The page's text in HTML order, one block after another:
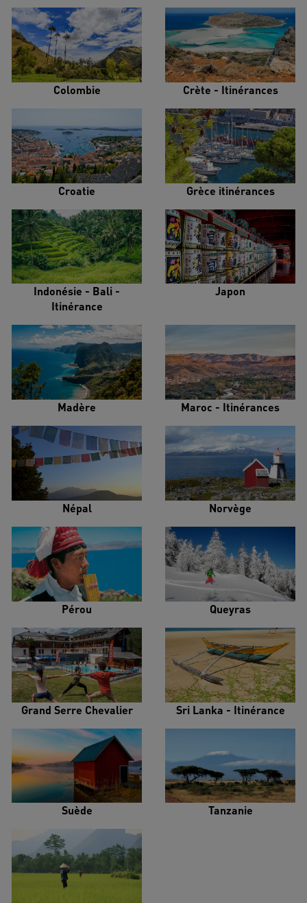
Colombie Crète - Itinérances
Croatie Grèce itinérances
Indonésie - Bali -
Itinérance
Japon
Madère Maroc - Itinérances
Népal Norvège
Pérou Queyras
Grand Serre Chevalier Sri Lanka - Itinérance
Suède Tanzanie